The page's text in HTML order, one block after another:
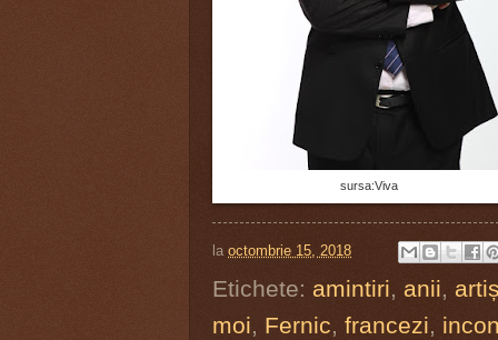
sursa:Viva
la octombrie 15, 2018
Etichete: amintiri, anii,
moi, Fernic, francezi,